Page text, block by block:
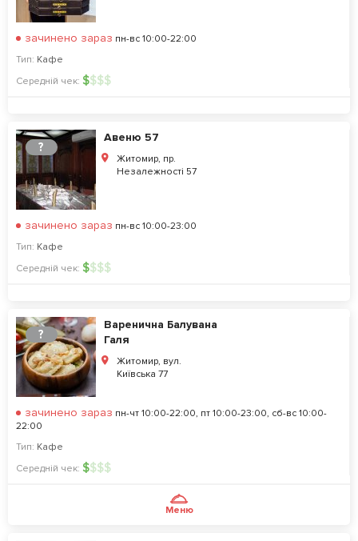
зачинено зараз пн-вс 10:00-22:00
Тип: Кафе
Середній чек: $$$$
?
Авеню 57
Житомир, пр.
Незалежності 57
зачинено зараз пн-вс 10:00-23:00
Тип: Кафе
Середній чек: $$$$
?
Варенична Балувана
Галя
Житомир, вул.
Київська 77
зачинено зараз пн-чт 10:00-22:00, пт 10:00-23:00, сб-вс 10:00-
22:00
Тип: Кафе
Середній чек: $$$$
Меню